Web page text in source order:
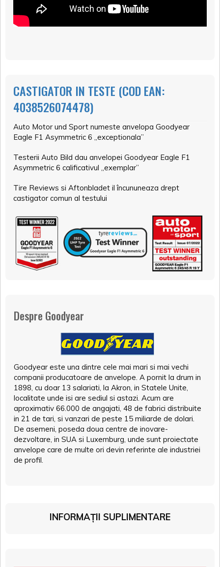
CASTIGATOR IN TESTE (COD EAN:
4038526074478)
Auto Motor und Sport numeste anvelopa Goodyear
Eagle F1 Asymmetric 6 „exceptionala”
Testerii Auto Bild dau anvelopei Goodyear Eagle F1
Asymmetric 6 calificativul „exemplar”
Tire Reviews si Aftonbladet il încununeaza drept
castigator comun al testului
Despre Goodyear
Goodyear este una dintre cele mai mari si mai vechi
companii producatoare de anvelope. A pornit la drum in
1898, cu doar 13 salariati, la Akron, in Statele Unite,
localitate unde isi are sediul si astazi. Acum are
aproximativ 66.000 de angajati, 48 de fabrici distribuite
in 21 de tari, si vanzari de peste 15 miliarde de dolari.
De asemeni, poseda doua centre de inovare-
dezvoltare, in SUA si Luxemburg, unde sunt proiectate
anvelope care de multe ori devin referinte ale industriei
de profil.
INFORMAȚII SUPLIMENTARE